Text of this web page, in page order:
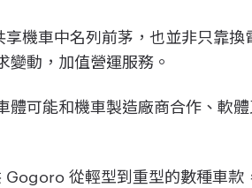
機車中名列前茅，也並非只靠換
變動，加值營運服務。
體可能和機車製造廠商合作、軟
從輕型到重型的數種車款